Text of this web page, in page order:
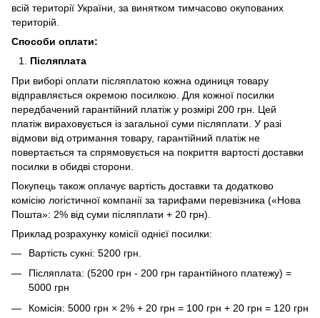
всій території України, за винятком тимчасово окупованих
територій.
Способи оплати:
Післяплата
При виборі оплати післяплатою кожна одиниця товару
відправляється окремою посилкою. Для кожної посилки
передбачений гарантійний платіж у розмірі 200 грн. Цей
платіж вираховується із загальної суми післяплати. У разі
відмови від отримання товару, гарантійний платіж не
повертається та спрямовується на покриття вартості доставки
посилки в обидві сторони.
Покупець також оплачує вартість доставки та додатково
комісію логістичної компанії за тарифами перевізника («Нова
Пошта»: 2% від суми післяплати + 20 грн).
Приклад розрахунку комісії однієї посилки:
Вартість сукні: 5200 грн.
Післяплата: (5200 грн - 200 грн гарантійного платежу) =
5000 грн
Комісія: 5000 грн × 2% + 20 грн = 100 грн + 20 грн = 120 грн